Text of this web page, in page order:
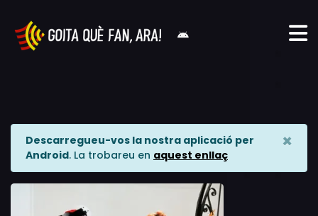
Descarregueu-vos la nostra aplicació per
Android. La trobareu en aquest enllaç
×